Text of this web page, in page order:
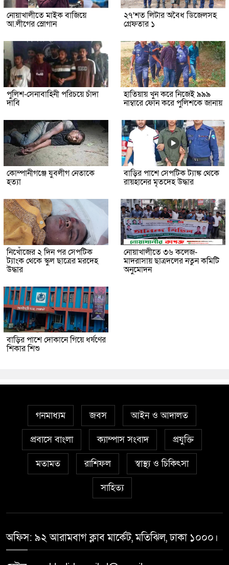
নোয়াখালীতে মাইক বাজিয়ে
আ.লীগের স্লোগান
২৭’শত লিটার অবৈধ ডিজেলসহ
গ্রেফতার ১
পুলিশ-সেনাবাহিনী পরিচয়ে চাঁদা
দাবি
হাতিয়ায় খুন করে নিজেই ৯৯৯
নাম্বারে ফোন করে পুলিশকে জানায়
কোম্পানীগঞ্জে যুবলীগ নেতাকে
হত্যা
বাড়ির পাশে সেপটিক ট্যাঙ্ক থেকে
রায়হানের মৃতদেহ উদ্ধার
নিখোঁজের ২ দিন পর সেপটিক
ট্যাংক থেকে স্কুল ছাত্রের মরদেহ
উদ্ধার
নোয়াখালীতে ৩৬ কলেজ-
মাদরাসায় ছাত্রদলের নতুন কমিটি
অনুমোদন
বাড়ির পাশে দোকানে গিয়ে ধর্ষণের
শিকার শিশু
গনমাধ্যম জবস আইন ও আদালত
প্রবাসে বাংলা ক্যাম্পাস সংবাদ প্রযুক্তি
মতামত রাশিফল স্বাস্থ্য ও চিকিৎসা
সাহিত্য
অফিস: ৯২ আরামবাগ ক্লাব মার্কেট, মতিঝিল, ঢাকা ১০০০।